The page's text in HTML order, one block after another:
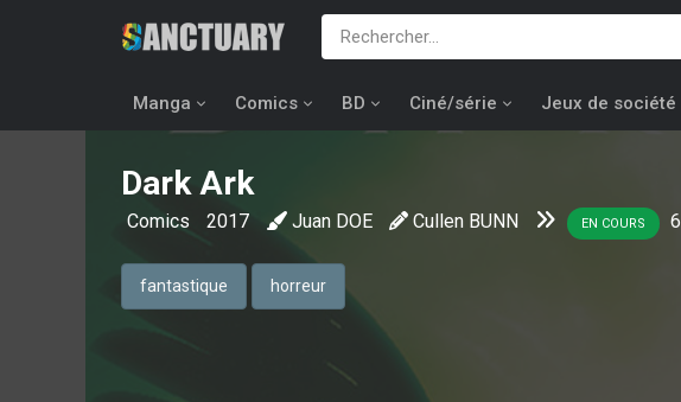
Manga Comics BD Ciné/série Jeux de société
Dark Ark
Comics 2017 Juan DOE Cullen BUNN EN COURS 6
fantastique horreur